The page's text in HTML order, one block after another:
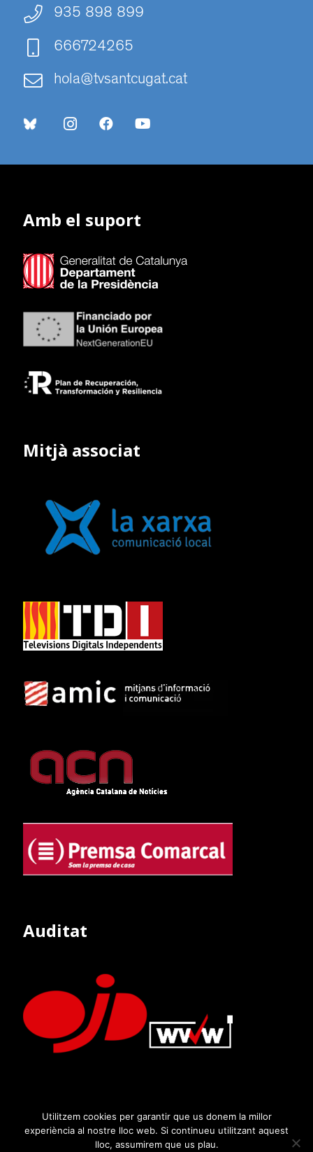
935 898 899
666724265
hola@tvsantcugat.cat
Amb el suport
Mitjà associat
Auditat
Utilitzem cookies per garantir que us donem la millor
experiència al nostre lloc web. Si continueu utilitzant aquest
lloc, assumirem que us plau.